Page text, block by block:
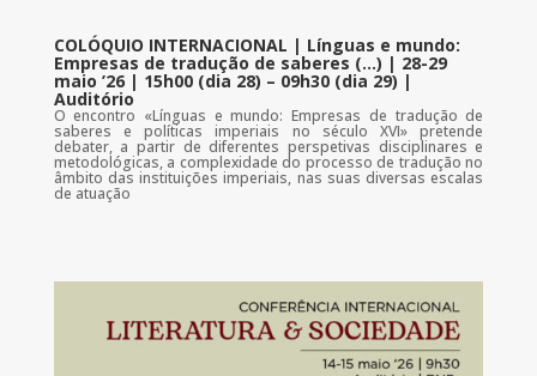
COLÓQUIO INTERNACIONAL | Línguas e mundo:
Empresas de tradução de saberes (…) | 28-29
maio ’26 | 15h00 (dia 28) – 09h30 (dia 29) |
Auditório
O encontro «Línguas e mundo: Empresas de tradução de
saberes e políticas imperiais no século XVI» pretende
debater, a partir de diferentes perspetivas disciplinares e
metodológicas, a complexidade do processo de tradução no
âmbito das instituições imperiais, nas suas diversas escalas
de atuação